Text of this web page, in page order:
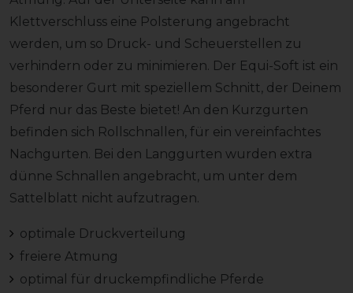
Klettverschluss eine Polsterung angebracht
werden, um so Druck- und Scheuerstellen zu
verhindern oder zu minimieren. Der Equi-Soft ist ein
besonderer Gurt mit speziellem Schnitt, der Deinem
Pferd nur das Beste bietet! An den Kurzgurten
befinden sich Rollschnallen, für ein vereinfachtes
Nachgurten. Bei den Langgurten wurden extra
dünne Schnallen angebracht, um unter dem
Sattelblatt nicht aufzutragen.
optimale Druckverteilung
freiere Atmung
optimal für druckempfindliche Pferde